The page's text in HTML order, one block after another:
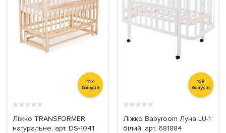
113
бонусів
★★★★★
Ліжко TRANSFORMER
натуральне, арт. DS-1041
128
бонусів
★★★★★
Ліжко Babyroom Луна LU-1
білий, арт. 681884